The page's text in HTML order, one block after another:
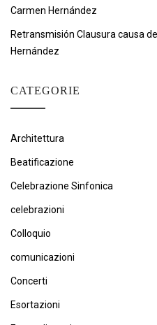
Carmen Hernández
Retransmisión Clausura causa
Hernández
CATEGORIE
Architettura
Beatificazione
Celebrazione Sinfonica
celebrazioni
Colloquio
comunicazioni
Concerti
Esortazioni